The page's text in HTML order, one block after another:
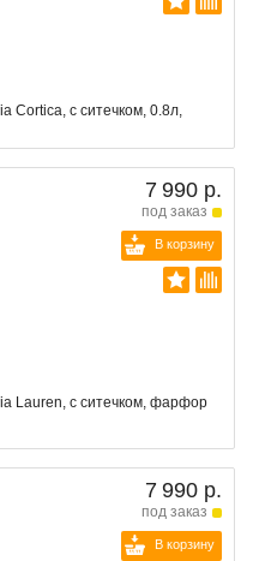
Cortica, с ситечком, 0.8л,
7 990 р.
под заказ
В корзину
Lauren, с ситечком, фарфор
7 990 р.
под заказ
В корзину